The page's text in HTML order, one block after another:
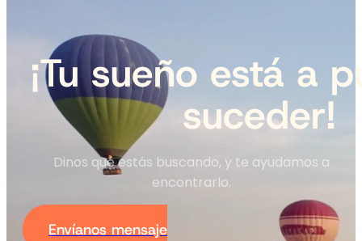
¡Tu sueño está a
suceder!
Dinos qué estás buscando, y te ayudamos a
encontrarlo.
Envíanos mensaje